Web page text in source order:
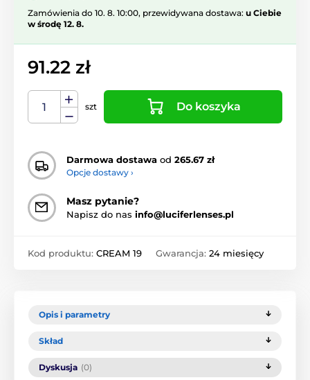
Zamówienia do 10. 8. 10:00, przewidywana dostawa: u Ciebie
w środę 12. 8.
91.22 zł
szt Do koszyka
Darmowa dostawa od 265.67 zł
Opcje dostawy ›
Masz pytanie?
Napisz do nas info@luciferlenses.pl
Kod produktu: CREAM 19 Gwarancja: 24 miesięcy
Opis i parametry
Skład
Dyskusja (0)